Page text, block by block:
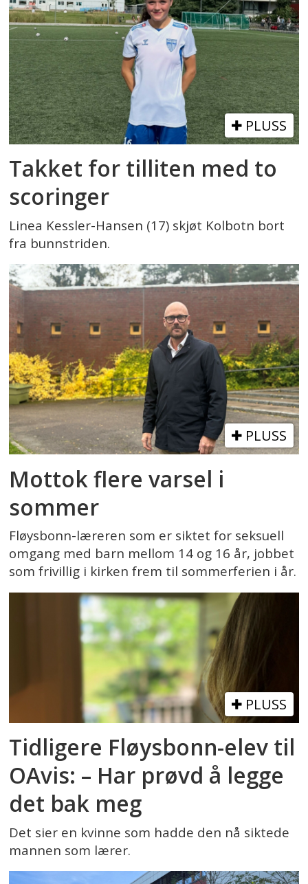
PLUSS
Takket for tilliten med to
scoringer
Linea Kessler-Hansen (17) skjøt Kolbotn bort
fra bunnstriden.
PLUSS
Mottok flere varsel i
sommer
Fløysbonn-læreren som er siktet for seksuell
omgang med barn mellom 14 og 16 år, jobbet
som frivillig i kirken frem til sommerferien i år.
PLUSS
Tidligere Fløysbonn-elev til
OAvis: – Har prøvd å legge
det bak meg
Det sier en kvinne som hadde den nå siktede
mannen som lærer.